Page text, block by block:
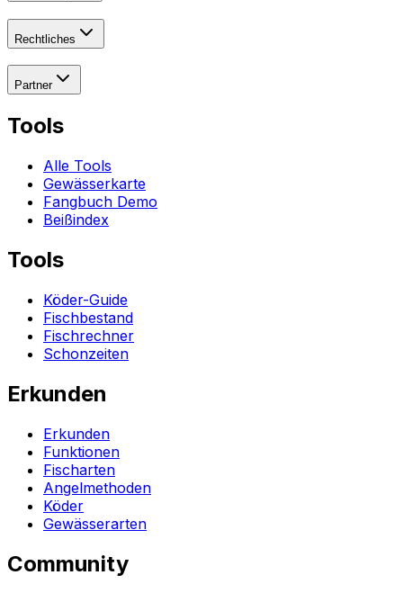
Rechtliches
Partner
Tools
Alle Tools
Gewässerkarte
Fangbuch Demo
Beißindex
Tools
Köder-Guide
Fischbestand
Fischrechner
Schonzeiten
Erkunden
Erkunden
Funktionen
Fischarten
Angelmethoden
Köder
Gewässerarten
Community